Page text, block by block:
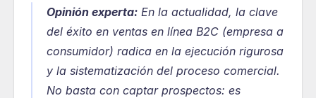
Opinión experta: En la actualidad, la clave
del éxito en ventas en línea B2C (empresa a
consumidor) radica en la ejecución rigurosa
y la sistematización del proceso comercial.
No basta con captar prospectos: es